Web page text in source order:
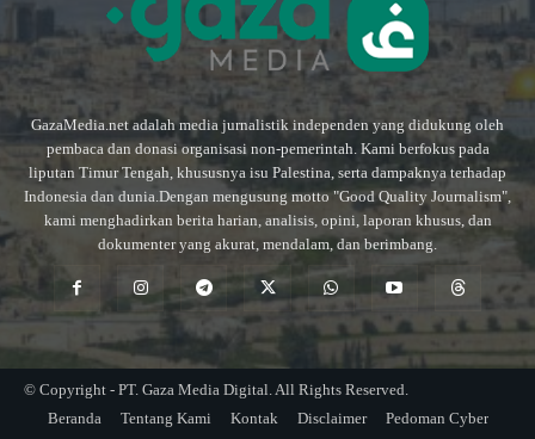
GazaMedia.net adalah media jurnalistik independen yang didukung oleh
pembaca dan donasi organisasi non-pemerintah. Kami berfokus pada
liputan Timur Tengah, khususnya isu Palestina, serta dampaknya terhadap
Indonesia dan dunia.Dengan mengusung motto "Good Quality Journalism",
kami menghadirkan berita harian, analisis, opini, laporan khusus, dan
dokumenter yang akurat, mendalam, dan berimbang.
© Copyright - PT. Gaza Media Digital. All Rights Reserved.
Beranda
Tentang Kami Kontak Disclaimer Pedoman Cyber